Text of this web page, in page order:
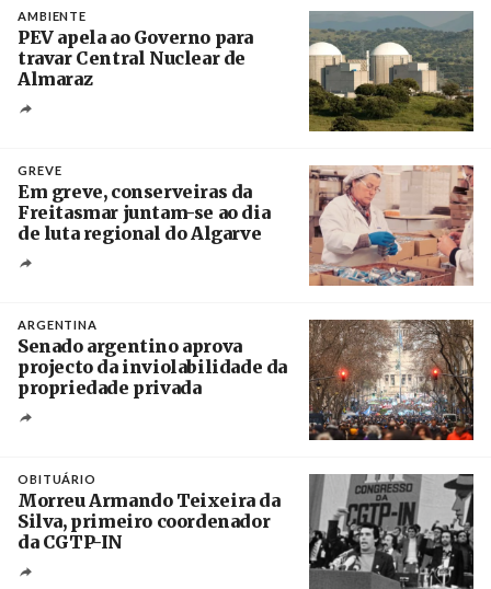
AMBIENTE
PEV apela ao Governo para
travar Central Nuclear de
Almaraz
GREVE
Em greve, conserveiras da
Freitasmar juntam-se ao dia
de luta regional do Algarve
ARGENTINA
Senado argentino aprova
projecto da inviolabilidade da
propriedade privada
OBITUÁRIO
Morreu Armando Teixeira da
Silva, primeiro coordenador
da CGTP-IN